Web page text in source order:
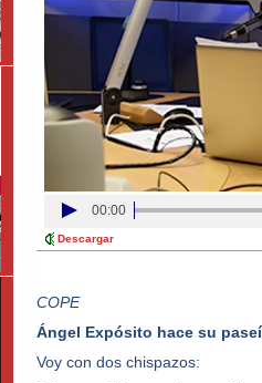
00:00
Descargar
COPE
Ángel Expósito hace su
Voy con dos chispazos: